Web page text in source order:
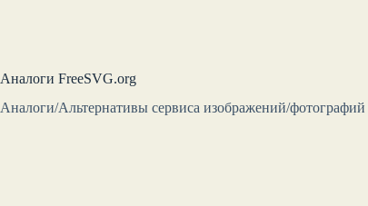
Аналоги FreeSVG.org
Аналоги/Альтернативы сервиса изображений/фотографий